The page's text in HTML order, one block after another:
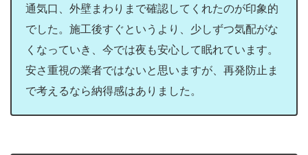
通気口、外壁まわりまで確認してくれたのが印象的
でした。施工後すぐというより、少しずつ気配がな
くなっていき、今では夜も安心して眠れています。
安さ重視の業者ではないと思いますが、再発防止ま
で考えるなら納得感はありました。